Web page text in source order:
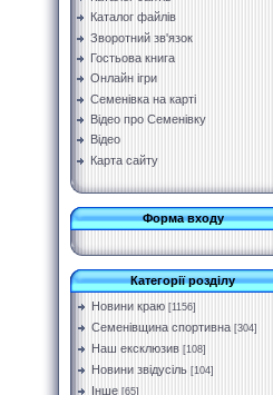
Каталог файлів
Зворотний зв'язок
Гостьова книга
Онлайн ігри
Семенівка на карті
Відео про Семенівку
Відео
Карта сайту
Форма входу
Категорії розділу
Новини краю [1156]
Семенівщина спортивна [304]
Наш ексклюзив [108]
Новини звідусіль [104]
Інше [65]